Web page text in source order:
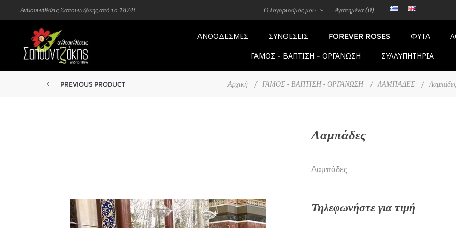
Ανθοσυνθέσεις Σαπουντζάκης από το 1874! Ο λογαριασμός μου Αγαπημένα (0)
ΑΝΘΟΔΕΣΜΕΣ ΣΥΝΘΕΣΕΙΣ FOREVER ROSES ΦΥΤΑ
ΓΑΜΟΣ - ΒΑΠΤΙΣΗ - ΟΡΓΑΝΩΣΗ ΣΥΛΛΥΠΗΤΗΡΙΑ
Αρχική / ΓΑΜΟΣ - ΒΑΠΤΙΣΗ - ΟΡΓΑΝΩΣΗ / ΛΑΜΠΑΔΕΣ /
PREVIOUS PRODUCT
Λαμπάδες
Λαμπάδες
Τηλεφωνήστε για τιμή